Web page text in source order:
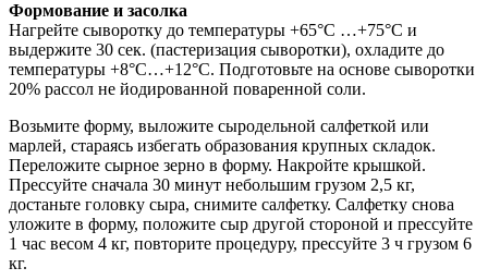
Формование и засолка
Нагрейте сыворотку до температуры +65°С …+75°С и
выдержите 30 сек. (пастеризация сыворотки), охладите до
температуры +8°С…+12°С. Подготовьте на основе сыворотки
20% рассол не йодированной поваренной соли.
Возьмите форму, выложите сыродельной салфеткой или
марлей, стараясь избегать образования крупных складок.
Переложите сырное зерно в форму. Накройте крышкой.
Прессуйте сначала 30 минут небольшим грузом 2,5 кг,
достаньте головку сыра, снимите салфетку. Салфетку снова
уложите в форму, положите сыр другой стороной и прессуйте
1 час весом 4 кг, повторите процедуру, прессуйте 3 ч грузом 6
кг.